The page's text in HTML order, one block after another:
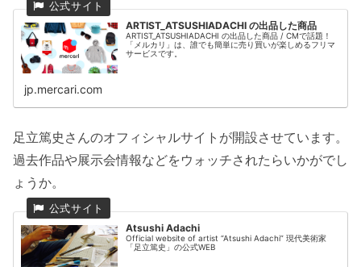
ARTIST_ATSUSHIADACHI の出品した商品
ARTIST_ATSUSHIADACHI の出品した商品 / CMで話題！
「メルカリ」は、誰でも簡単に売り買いが楽しめるフリマ
サービスです。
jp.mercari.com
足立篤史さんのオフィシャルサイトが開設させています。
過去作品や展示会情報などをウォッチされたらいかがでし
ょうか。
Atsushi Adachi
Official website of artist “Atsushi Adachi” 現代美術家
「足立篤史」の公式WEB